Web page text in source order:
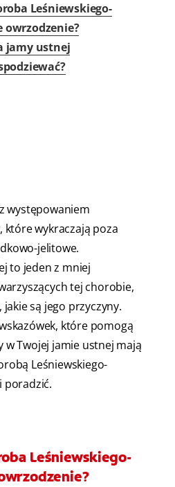
Leśniewskiego-
owrzodzenie?
jamy ustnej
występowaniem
wykraczają poza
jelitowe.
to jeden z mniej
tej chorobie,
jakie są jego przyczyny.
które pomogą
w Twojej jamie ustnej mają
Leśniewskiego-
poradzić.
Leśniewskiego-